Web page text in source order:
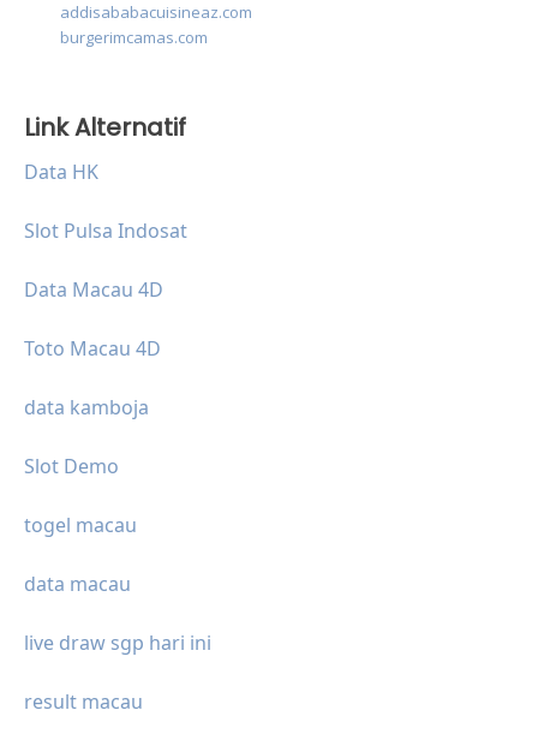
addisababacuisineaz.com
burgerimcamas.com
Link Alternatif
Data HK
Slot Pulsa Indosat
Data Macau 4D
Toto Macau 4D
data kamboja
Slot Demo
togel macau
data macau
live draw sgp hari ini
result macau